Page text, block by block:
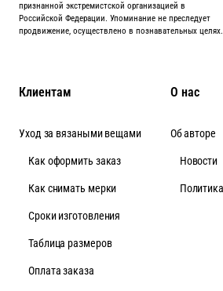
признанной экстремистской организацией в
Российской Федерации. Упоминание не преследует
продвижение, осуществлено в познавательных целях.
Клиентам
Уход за вязаными вещами
Как оформить заказ
Как снимать мерки
Cроки изготовления
Таблица размеров
Оплата заказа
О нас
Об авторе
Новости